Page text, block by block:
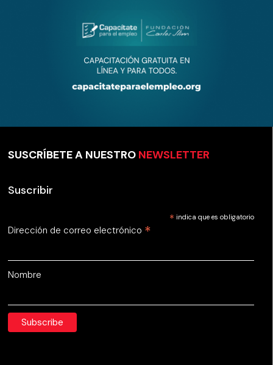
SUSCRÍBETE A NUESTRO NEWSLETTER
Suscribir
* indica que es obligatorio
Dirección de correo electrónico *
Nombre